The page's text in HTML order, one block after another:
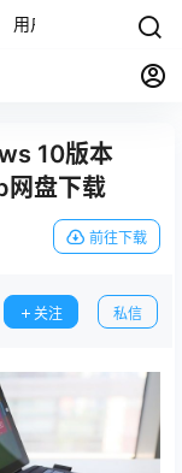
用户协议 联系我们
10版本
网盘下载
前往下载
关注 私信